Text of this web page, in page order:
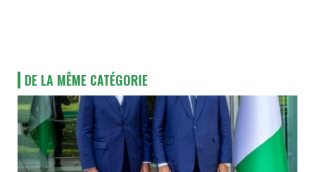
DE LA MÊME CATÉGORIE